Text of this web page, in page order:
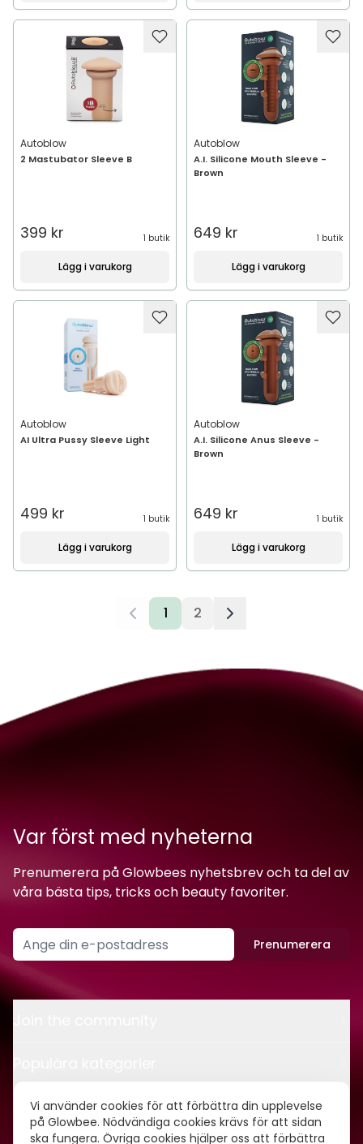
Vi använder cookies för att förbättra din upplevelse
på Glowbee. Nödvändiga cookies krävs för att sidan
ska fungera. Övriga cookies hjälper oss att förbättra
Autoblow
2 Mastubator Sleeve B
399 kr 1 butik
Lägg i varukorg
Autoblow
A.I. Silicone Mouth Sleeve -
Brown
649 kr 1 butik
Lägg i varukorg
Autoblow
AI Ultra Pussy Sleeve Light
499 kr 1 butik
Lägg i varukorg
Autoblow
A.I. Silicone Anus Sleeve -
Brown
649 kr 1 butik
Lägg i varukorg
1 2
Var först med nyheterna
Prenumerera på Glowbees nyhetsbrev och ta del av
våra bästa tips, tricks och beauty favoriter.
Prenumerera
Kontakt